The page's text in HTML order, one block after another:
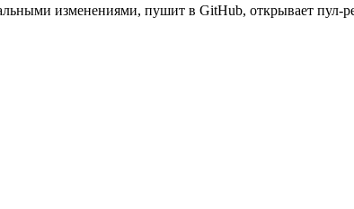
изменениями, пушит в GitHub, открывает